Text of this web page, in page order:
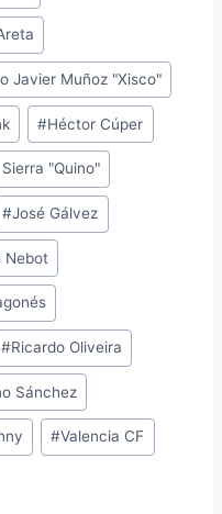
Javier Muñoz "Xisco"
#Héctor Cúper
"Quino"
#José Gálvez
Nebot
#Ricardo Oliveira
Sánchez
#Valencia CF